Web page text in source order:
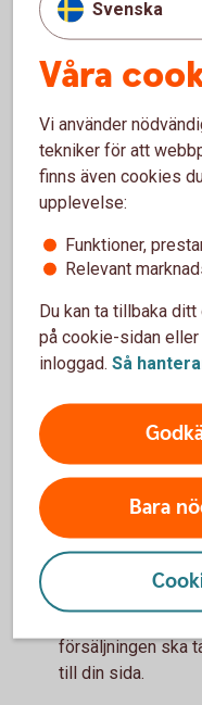
En annan viktig
kunden.
- om du ska
- om du ska
- hur returer och
Tydlig information
kan bidra till en
Ha koll på
E-handel omfattas
känna till. Till
information till
Det kan också
personuppgifter
företag behöver
Hur ska
webbshop?
försäljningen ska
till din sida.
Svenska
Våra
Vi använder
tekniker för att
finns även cookies
upplevelse:
Funktioner,
Relevant
Du kan ta tillbaka
på cookie-sidan eller
inloggad. Så
Bara